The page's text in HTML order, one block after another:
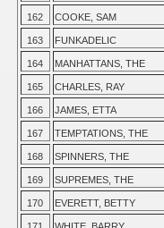
162 COOKE, SAM
163 FUNKADELIC
164 MANHATTANS, THE
165 CHARLES, RAY
166 JAMES, ETTA
167 TEMPTATIONS, THE
168 SPINNERS, THE
169 SUPREMES, THE
170 EVERETT, BETTY